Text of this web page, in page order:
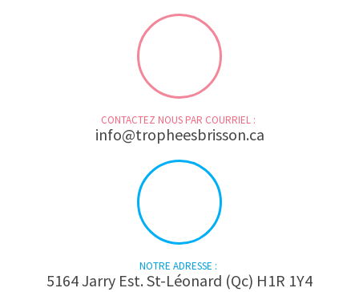
CONTACTEZ NOUS PAR COURRIEL :
info@tropheesbrisson.ca
NOTRE ADRESSE :
5164 Jarry Est. St-Léonard (Qc) H1R 1Y4